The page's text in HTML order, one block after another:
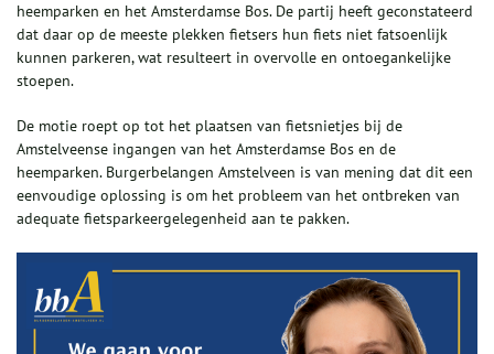
heemparken en het Amsterdamse Bos. De partij heeft geconstateerd
dat daar op de meeste plekken fietsers hun fiets niet fatsoenlijk
kunnen parkeren, wat resulteert in overvolle en ontoegankelijke
stoepen.
De motie roept op tot het plaatsen van fietsnietjes bij de
Amstelveense ingangen van het Amsterdamse Bos en de
heemparken. Burgerbelangen Amstelveen is van mening dat dit een
eenvoudige oplossing is om het probleem van het ontbreken van
adequate fietsparkeergelegenheid aan te pakken.